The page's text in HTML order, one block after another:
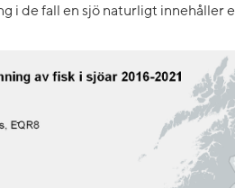
i de fall en sjö naturligt innehåller